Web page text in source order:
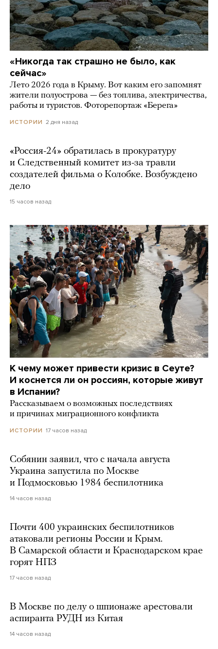
«Никогда так страшно не было, как
сейчас»
Лето 2026 года в Крыму. Вот каким его запомнят
жители полуострова — без топлива, электричества,
работы и туристов. Фоторепортаж «Берега»
ИСТОРИИ 2 дня назад
«Россия-24» обратилась в прокуратуру
и Следственный комитет из-за травли
создателей фильма о Колобке. Возбуждено
дело
15 часов назад
К чему может привести кризис в Сеуте?
И коснется ли он россиян, которые живут
в Испании?
Рассказываем о возможных последствиях
и причинах миграционного конфликта
ИСТОРИИ 17 часов назад
Собянин заявил, что с начала августа
Украина запустила по Москве
и Подмосковью 1984 беспилотника
14 часов назад
Почти 400 украинских беспилотников
атаковали регионы России и Крым.
В Самарской области и Краснодарском крае
горят НПЗ
17 часов назад
В Москве по делу о шпионаже арестовали
аспиранта РУДН из Китая
14 часов назад